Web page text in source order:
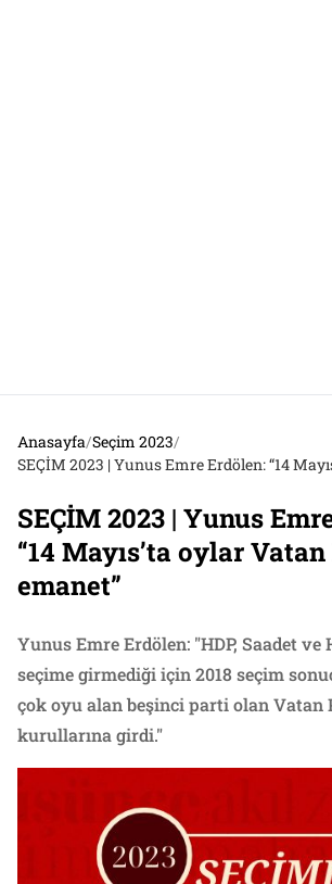
Anasayfa/Seçim 2023/
SEÇİM 2023 | Yunus
“14 Mayıs’ta oylar
emanet”
Yunus Emre Erdölen: "HDP, Saadet ve
seçime girmediği için 2018 seçim
çok oyu alan beşinci parti olan Vatan
kurullarına girdi."